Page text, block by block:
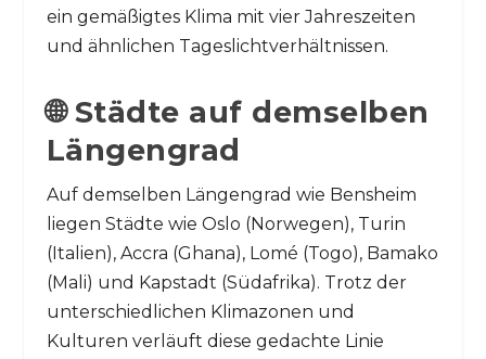
ein gemäßigtes Klima mit vier Jahreszeiten
und ähnlichen Tageslichtverhältnissen.
🌐 Städte auf demselben
Längengrad
Auf demselben Längengrad wie Bensheim
liegen Städte wie Oslo (Norwegen), Turin
(Italien), Accra (Ghana), Lomé (Togo), Bamako
(Mali) und Kapstadt (Südafrika). Trotz der
unterschiedlichen Klimazonen und
Kulturen verläuft diese gedachte Linie